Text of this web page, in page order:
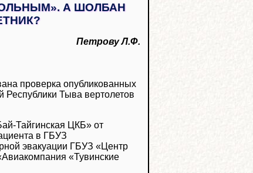
А ШОЛБАН
Петрову Л.Ф.
проверка опубликованных
Республики Тыва вертолетов
Тайгинская ЦКБ» от
в ГБУЗ
эвакуации ГБУЗ «Центр
«Тувинские